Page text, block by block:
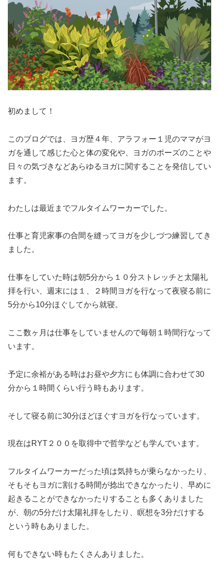
初めまして！
このブログでは、ヨガ歴４年、アラフォー１児のママがヨ
ガを通して感じた心と体の変化や、ヨガのポーズのことや
日々の気づきなどあらゆるヨガに関することを発信してい
ます。
わたしは最近までフルタイムワーカーでした。
仕事と育児家事の合間を縫ってヨガを少しづつ練習してき
ました。
仕事をしていた時は朝5分から１０分ストレッチと太陽礼
拝を行い、週末には１、２時間ヨガを行なって夜寝る前に
5分から10分ほぐしてから就寝。
ここ数ヶ月は仕事をしていませんので毎朝１時間行なって
います。
予定に余裕がある時はお昼や夕方にも体調に合わせて30
分から１時間くらい行う時もあります。
そして寝る前に30分ほどほぐすヨガを行なっています。
現在はRYT２００を取得中で哲学なども学んでいます。
フルタイムワーカーだった頃は気持ちが乗らなかったり、
そもそもヨガに割ける時間が捻出できなかったり、早めに
起きることができなかったりすることも多くありました
が、朝の5分だけ太陽礼拝をしたり、瞑想を3分だけする
という時もありました。
何もできない時もたくさんありました。